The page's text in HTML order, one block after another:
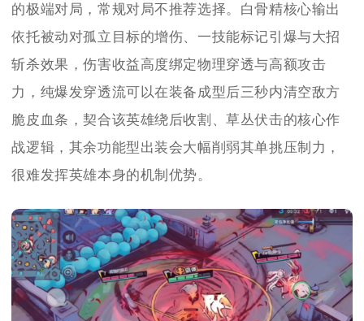
的极端对局，常规对局不推荐选择。白骨精核心输出
依托被动对孤立目标的增伤、一技能标记引爆与大招
斩杀效果，伤害收益高度绑定物理穿透与高额攻击
力，纯爆发穿透流可以在装备成型后三秒内清空敌方
脆皮血条，契合该英雄绕后收割、草丛伏击的核心作
战逻辑，其余功能型出装会大幅削弱其单挑压制力，
很难发挥英雄本身的机制优势。